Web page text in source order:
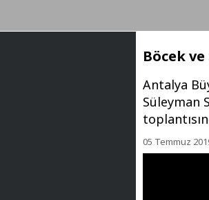
Böcek
Antalya
Süleyman
05 Temmuz